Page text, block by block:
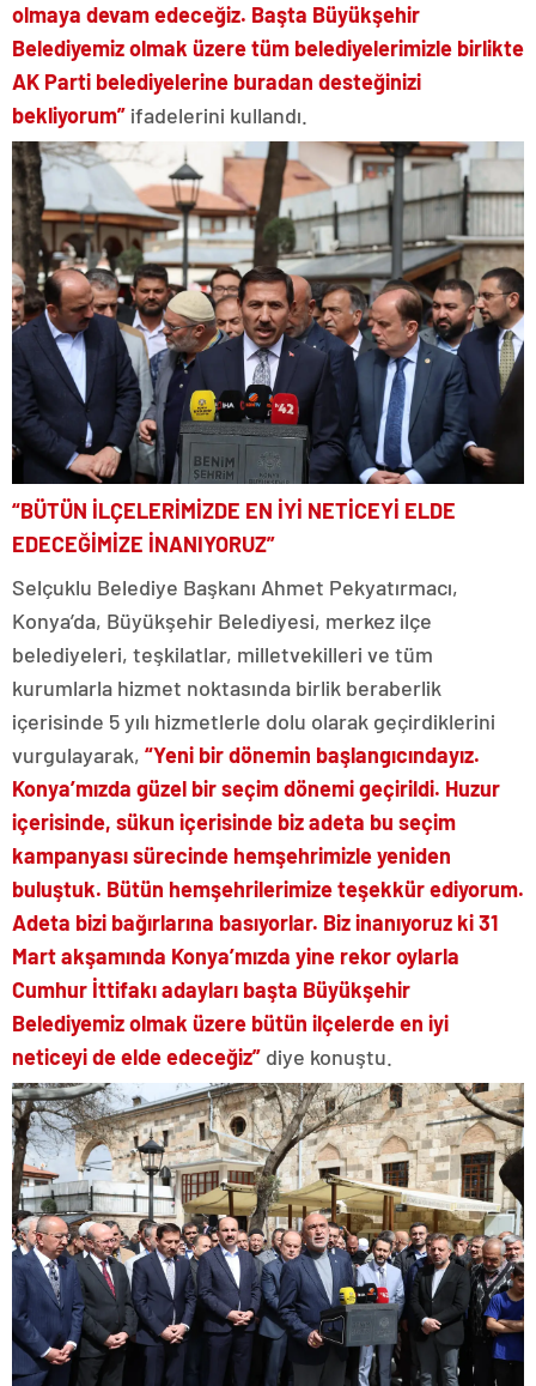
olmaya devam edeceğiz. Başta Büyükşehir
Belediyemiz olmak üzere tüm belediyelerimizle birlikte
AK Parti belediyelerine buradan desteğinizi
bekliyorum” ifadelerini kullandı.
“BÜTÜN İLÇELERİMİZDE EN İYİ NETİCEYİ ELDE
EDECEĞİMİZE İNANIYORUZ”
Selçuklu Belediye Başkanı Ahmet Pekyatırmacı,
Konya’da, Büyükşehir Belediyesi, merkez ilçe
belediyeleri, teşkilatlar, milletvekilleri ve tüm
kurumlarla hizmet noktasında birlik beraberlik
içerisinde 5 yılı hizmetlerle dolu olarak geçirdiklerini
vurgulayarak, “Yeni bir dönemin başlangıcındayız.
Konya’mızda güzel bir seçim dönemi geçirildi. Huzur
içerisinde, sükun içerisinde biz adeta bu seçim
kampanyası sürecinde hemşehrimizle yeniden
buluştuk. Bütün hemşehrilerimize teşekkür ediyorum.
Adeta bizi bağırlarına basıyorlar. Biz inanıyoruz ki 31
Mart akşamında Konya’mızda yine rekor oylarla
Cumhur İttifakı adayları başta Büyükşehir
Belediyemiz olmak üzere bütün ilçelerde en iyi
neticeyi de elde edeceğiz” diye konuştu.